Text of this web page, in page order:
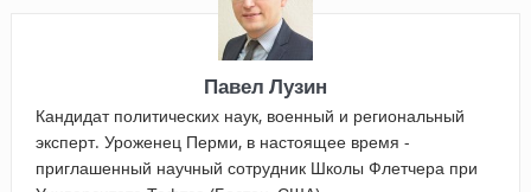
Павел Лузин
Кандидат политических наук, военный и региональный
эксперт. Уроженец Перми, в настоящее время -
приглашенный научный сотрудник Школы Флетчера при